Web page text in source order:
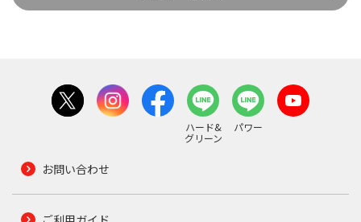
ハード&
グリーン
パワー
お問い合わせ